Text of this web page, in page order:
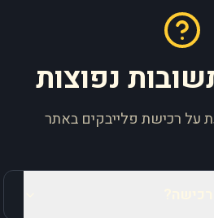
נפוצות
על רכישת פלייבקים באתר